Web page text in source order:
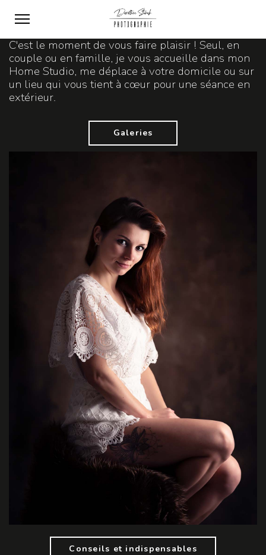
C'est le moment de vous faire plaisir ! Seul, en
couple ou en famille, je vous accueille dans mon
Home Studio, me déplace à votre domicile ou sur
un lieu qui vous tient à cœur pour une séance en
extérieur.
Galeries
Conseils et indispensables